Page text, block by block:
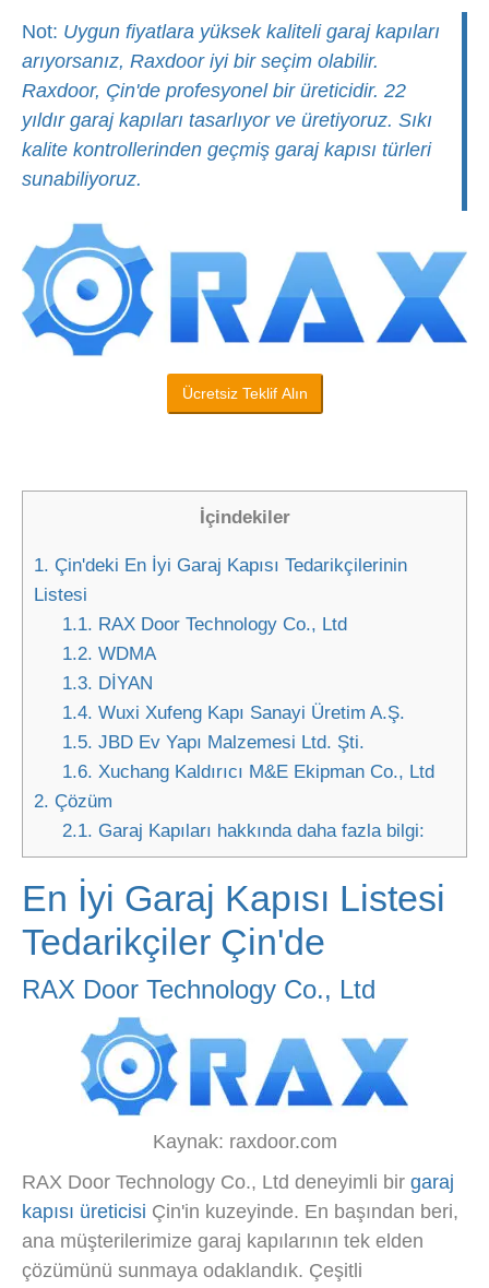
Not: Uygun fiyatlara yüksek kaliteli garaj kapıları
arıyorsanız, Raxdoor iyi bir seçim olabilir.
Raxdoor, Çin'de profesyonel bir üreticidir. 22
yıldır garaj kapıları tasarlıyor ve üretiyoruz. Sıkı
kalite kontrollerinden geçmiş garaj kapısı türleri
sunabiliyoruz.
Ücretsiz Teklif Alın
İçindekiler
1. Çin'deki En İyi Garaj Kapısı Tedarikçilerinin
Listesi
1.1. RAX Door Technology Co., Ltd
1.2. WDMA
1.3. DİYAN
1.4. Wuxi Xufeng Kapı Sanayi Üretim A.Ş.
1.5. JBD Ev Yapı Malzemesi Ltd. Şti.
1.6. Xuchang Kaldırıcı M&E Ekipman Co., Ltd
2. Çözüm
2.1. Garaj Kapıları hakkında daha fazla bilgi:
En İyi Garaj Kapısı Listesi
Tedarikçiler Çin'de
RAX Door Technology Co., Ltd
Kaynak: raxdoor.com
RAX Door Technology Co., Ltd deneyimli bir garaj
kapısı üreticisi Çin'in kuzeyinde. En başından beri,
ana müşterilerimize garaj kapılarının tek elden
çözümünü sunmaya odaklandık. Çeşitli